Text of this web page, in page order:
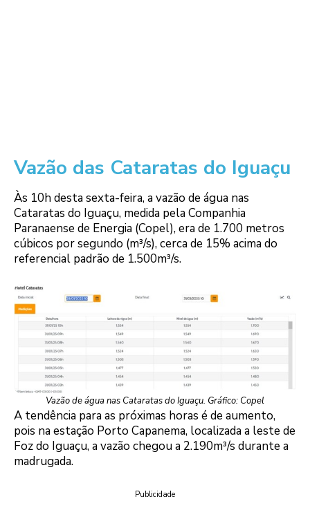
Vazão das Cataratas do Iguaçu
Às 10h desta sexta-feira, a vazão de água nas
Cataratas do Iguaçu, medida pela Companhia
Paranaense de Energia (Copel), era de 1.700 metros
cúbicos por segundo (m³/s), cerca de 15% acima do
referencial padrão de 1.500m³/s.
Vazão de água nas Cataratas do Iguaçu. Gráfico: Copel
A tendência para as próximas horas é de aumento,
pois na estação Porto Capanema, localizada a leste de
Foz do Iguaçu, a vazão chegou a 2.190m³/s durante a
madrugada.
Publicidade